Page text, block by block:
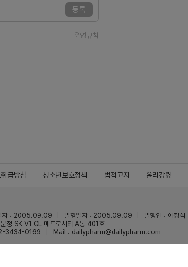
등록
운영규칙
급방침 청소년보호정책 법적고지 윤리강령
자 : 2005.09.09 발행일자 : 2005.09.09 발행인 : 이정석
정 SK V1 GL 메트로시티 A동 401호
3434-0169 Mail : dailypharm@dailypharm.com